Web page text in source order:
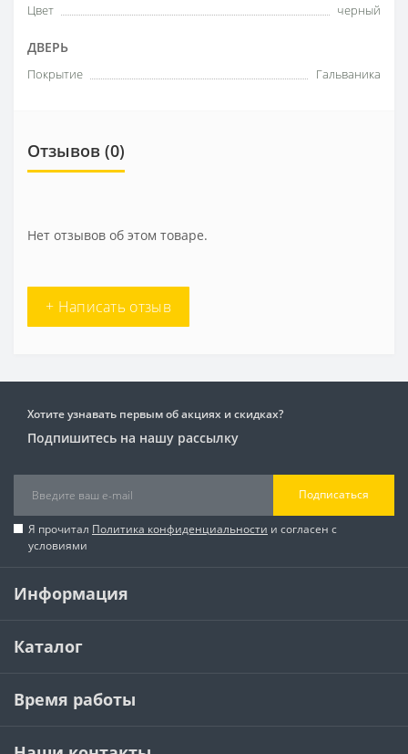
Цвет
черный
ДВЕРЬ
Покрытие Гальваника
Отзывов (0)
Нет отзывов об этом товаре.
+ Написать отзыв
Хотите узнавать первым об акциях и скидках?
Подпишитесь на нашу рассылку
Подписаться
Я прочитал Политика конфиденциальности и согласен с
условиями
Информация
Каталог
Время работы